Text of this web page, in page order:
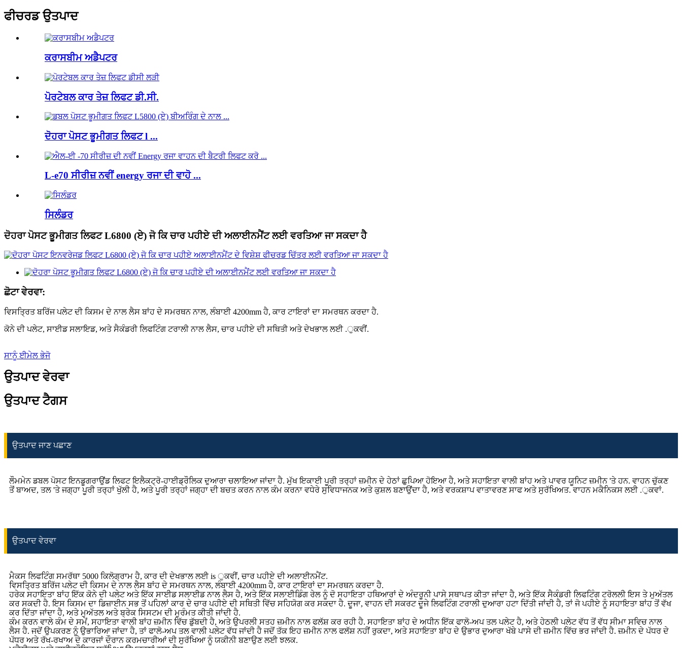
ਫੀਚਰਡ ਉਤਪਾਦ
ਕਰਾਸਬੀਮ ਅਡੈਪਟਰ
ਪੋਰਟੇਬਲ ਕਾਰ ਤੇਜ਼ ਲਿਫਟ ਡੀ.ਸੀ.
ਦੋਹਰਾ ਪੋਸਟ ਭੂਮੀਗਤ ਲਿਫਟ l ...
L-e70 ਸੀਰੀਜ਼ ਨਵੀਂ energy ਰਜਾ ਦੀ ਵਾਹੋ ...
ਸਿਲੰਡਰ
ਦੋਹਰਾ ਪੋਸਟ ਭੂਮੀਗਤ ਲਿਫਟ L6800 (ਏ) ਜੋ ਕਿ ਚਾਰ ਪਹੀਏ ਦੀ ਅਲਾਈਨਮੈਂਟ ਲਈ ਵਰਤਿਆ ਜਾ ਸਕਦਾ ਹੈ
ਛੋਟਾ ਵੇਰਵਾ:
ਵਿਸਤ੍ਰਿਤ ਬਰਿੱਜ ਪਲੇਟ ਦੀ ਕਿਸਮ ਦੇ ਨਾਲ ਲੈਸ ਬਾਂਹ ਦੇ ਸਮਰਥਨ ਨਾਲ, ਲੰਬਾਈ 4200mm ਹੈ, ਕਾਰ ਟਾਇਰਾਂ ਦਾ ਸਮਰਥਨ ਕਰਦਾ ਹੈ.
ਕੋਨੇ ਦੀ ਪਲੇਟ, ਸਾਈਡ ਸਲਾਇਡ, ਅਤੇ ਸੈਕੰਡਰੀ ਲਿਫਟਿੰਗ ਟਰਾਲੀ ਨਾਲ ਲੈਸ, ਚਾਰ ਪਹੀਏ ਦੀ ਸਥਿਤੀ ਅਤੇ ਦੇਖਭਾਲ ਲਈ .ੁਕਵੀਂ.
ਸਾਨੂੰ ਈਮੇਲ ਭੇਜੋ
ਉਤਪਾਦ ਵੇਰਵਾ
ਉਤਪਾਦ ਟੈਗਸ
ਉਤਪਾਦ ਜਾਣ ਪਛਾਣ
ਲੌਮਮੇਨ ਡਬਲ ਪੋਸਟ ਇਨਡੂਗਰਾਉਂਡ ਲਿਫਟ ਇਲੈਕਟ੍ਰੋ-ਹਾਈਡ੍ਰੌਲਿਕ ਦੁਆਰਾ ਚਲਾਇਆ ਜਾਂਦਾ ਹੈ. ਮੁੱਖ ਇਕਾਈ ਪੂਰੀ ਤਰ੍ਹਾਂ ਜ਼ਮੀਨ ਦੇ ਹੇਠਾਂ ਛੁਪਿਆ ਹੋਇਆ ਹੈ, ਅਤੇ ਸਹਾਇਤਾ ਵਾਲੀ ਬਾਂਹ ਅਤੇ ਪਾਵਰ ਯੂਨਿਟ ਜ਼ਮੀਨ 'ਤੇ ਹਨ. ਵਾਹਨ ਚੁੱਕਣ
ਤੋਂ ਬਾਅਦ, ਤਲ 'ਤੇ ਜਗ੍ਹਾ ਪੂਰੀ ਤਰ੍ਹਾਂ ਖੁੱਲੀ ਹੈ, ਅਤੇ ਪੂਰੀ ਤਰ੍ਹਾਂ ਜਗ੍ਹਾ ਦੀ ਬਚਤ ਕਰਨ ਨਾਲ ਕੰਮ ਕਰਨਾ ਵਧੇਰੇ ਸੁਵਿਧਾਜਨਕ ਅਤੇ ਕੁਸ਼ਲ ਬਣਾਉਂਦਾ ਹੈ, ਅਤੇ ਵਰਕਸ਼ਾਪ ਵਾਤਾਵਰਣ ਸਾਫ ਅਤੇ ਸੁਰੱਖਿਅਤ. ਵਾਹਨ ਮਕੈਨਿਕਸ ਲਈ .ੁਕਵਾਂ.
ਉਤਪਾਦ ਵੇਰਵਾ
ਮੈਕਸ ਲਿਫਟਿੰਗ ਸਮਰੱਥਾ 5000 ਕਿਲੋਗ੍ਰਾਮ ਹੈ, ਕਾਰ ਦੀ ਦੇਖਭਾਲ ਲਈ is ੁਕਵੀਂ, ਚਾਰ ਪਹੀਏ ਦੀ ਅਲਾਈਨਮੈਂਟ.
ਵਿਸਤ੍ਰਿਤ ਬਰਿੱਜ ਪਲੇਟ ਦੀ ਕਿਸਮ ਦੇ ਨਾਲ ਲੈਸ ਬਾਂਹ ਦੇ ਸਮਰਥਨ ਨਾਲ, ਲੰਬਾਈ 4200mm ਹੈ, ਕਾਰ ਟਾਇਰਾਂ ਦਾ ਸਮਰਥਨ ਕਰਦਾ ਹੈ.
ਹਰੇਕ ਸਹਾਇਤਾ ਬਾਂਹ ਇੱਕ ਕੋਨੇ ਦੀ ਪਲੇਟ ਅਤੇ ਇੱਕ ਸਾਈਡ ਸਲਾਈਡ ਨਾਲ ਲੈਸ ਹੈ, ਅਤੇ ਇੱਕ ਸਲਾਈਡਿੰਗ ਰੇਲ ​​ਨੂੰ ਦੋ ਸਹਾਇਤਾ ਹਥਿਆਰਾਂ ਦੇ ਅੰਦਰੂਨੀ ਪਾਸੇ ਸਥਾਪਤ ਕੀਤਾ ਜਾਂਦਾ ਹੈ, ਅਤੇ ਇੱਕ ਸੈਕੰਡਰੀ ਲਿਫਟਿੰਗ ਟਰੋਲਲੀ ਇਸ ਤੇ ਮੁਅੱਤਲ
ਕਰ ਸਕਦੀ ਹੈ. ਇਸ ਕਿਸਮ ਦਾ ਡਿਜ਼ਾਈਨ ਸਭ ਤੋਂ ਪਹਿਲਾਂ ਕਾਰ ਦੇ ਚਾਰ ਪਹੀਏ ਦੀ ਸਥਿਤੀ ਵਿੱਚ ਸਹਿਯੋਗ ਕਰ ਸਕਦਾ ਹੈ. ਦੂਜਾ, ਵਾਹਨ ਦੀ ਸਕਰਟ ਦੂਜੇ ਲਿਫਟਿੰਗ ਟਰਾਲੀ ਦੁਆਰਾ ਹਟਾ ਦਿੱਤੀ ਜਾਂਦੀ ਹੈ, ਤਾਂ ਜੋ ਪਹੀਏ ਨੂੰ ਸਹਾਇਤਾ ਬਾਂਹ ਤੋਂ ਵੱਖ
ਕਰ ਦਿੱਤਾ ਜਾਂਦਾ ਹੈ, ਅਤੇ ਮੁਅੱਤਲ ਅਤੇ ਬ੍ਰੇਕ ਸਿਸਟਮ ਦੀ ਮੁਰੰਮਤ ਕੀਤੀ ਜਾਂਦੀ ਹੈ.
ਕੰਮ ਕਰਨ ਵਾਲੇ ਕੰਮ ਦੇ ਸਮੇਂ, ਸਹਾਇਤਾ ਵਾਲੀ ਬਾਂਹ ਜ਼ਮੀਨ ਵਿੱਚ ਡੁੱਬਦੀ ਹੈ, ਅਤੇ ਉਪਰਲੀ ਸਤਹ ਜ਼ਮੀਨ ਨਾਲ ਫਲੱਸ਼ ਕਰ ਰਹੀ ਹੈ. ਸਹਾਇਤਾ ਬਾਂਹ ਦੇ ਅਧੀਨ ਇੱਕ ਫਾਲੋ-ਅਪ ਤਲ ਪਲੇਟ ਹੈ, ਅਤੇ ਹੇਠਲੀ ਪਲੇਟ ਵੱਧ ਤੋਂ ਵੱਧ ਸੀਮਾ ਸਵਿਚ ਨਾਲ
ਲੈਸ ਹੈ. ਜਦੋਂ ਉਪਕਰਣ ਨੂੰ ਉਭਾਰਿਆ ਜਾਂਦਾ ਹੈ, ਤਾਂ ਫਾਲੋ-ਅਪ ਤਲ ਵਾਲੀ ਪਲੇਟ ਵੱਧ ਜਾਂਦੀ ਹੈ ਜਦੋਂ ਤੱਕ ਇਹ ਜ਼ਮੀਨ ਨਾਲ ਫਲੱਸ਼ ਨਹੀਂ ਰੁਕਦਾ, ਅਤੇ ਸਹਾਇਤਾ ਬਾਂਹ ਦੇ ਉਭਾਰ ਦੁਆਰਾ ਖੱਬੇ ਪਾਸੇ ਦੀ ਜ਼ਮੀਨ ਵਿੱਚ ਭਰ ਜਾਂਦੀ ਹੈ. ਜ਼ਮੀਨ ਦੇ ਪੱਧਰ ਦੇ
ਪੱਧਰ ਅਤੇ ਰੱਖ-ਰਖਾਅ ਦੇ ਕਾਰਜਾਂ ਦੌਰਾਨ ਕਰਮਚਾਰੀਆਂ ਦੀ ਸੁਰੱਖਿਆ ਨੂੰ ਯਕੀਨੀ ਬਣਾਉਣ ਲਈ ਝਲਕ.